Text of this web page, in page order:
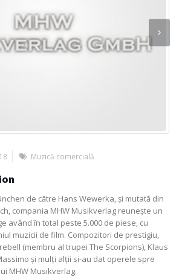
Muzică comercială
de către Hans Wewerka, și mutată din
compania MHW Musikverlag reunește un
având în total peste 5.000 de piese, cu
muzicii de film. Compozitori de prestigiu,
(membru al trupei The Scorpions), Klaus
și mulți alții si-au dat operele spre
MHW Musikverlag.